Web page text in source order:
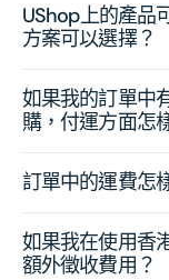
UShop上的產品
方案可以選擇？
如果我的訂單中
購，付運方面怎
訂單中的運費怎
如果我在使用香
額外徵收費用？